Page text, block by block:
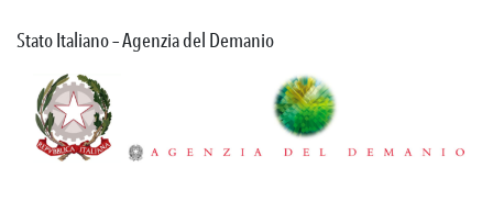
Stato Italiano – Agenzia del Demanio